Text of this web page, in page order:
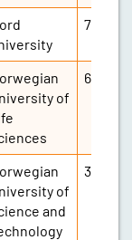
7 670
of
6 612
of
and
36 403